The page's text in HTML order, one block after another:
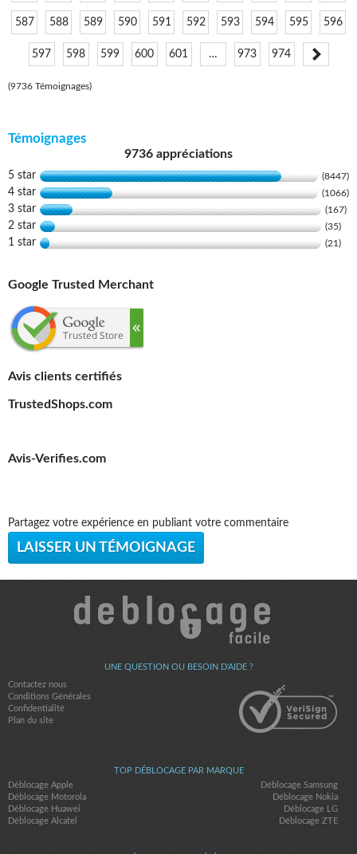
587 588 589 590 591 592 593 594 595 596
597 598 599 600 601 … 973 974
(9736 Témoignages)
Témoignages
9736 appréciations
5 star (8447)
4 star (1066)
3 star (167)
2 star (35)
1 star (21)
Google Trusted Merchant
Avis clients certifiés
TrustedShops.com
Avis-Verifies.com
Partagez votre expérience en publiant votre commentaire
LAISSER UN TÉMOIGNAGE
UNE QUESTION OU BESOIN D'AIDE ?
Contactez nous
Conditions Générales
Confidentialité
Plan du site
TOP DÉBLOCAGE PAR MARQUE
Déblocage Apple
Déblocage Samsung
Déblocage Motorola
Déblocage Nokia
Déblocage Huawei
Déblocage LG
Déblocage Alcatel
Déblocage ZTE